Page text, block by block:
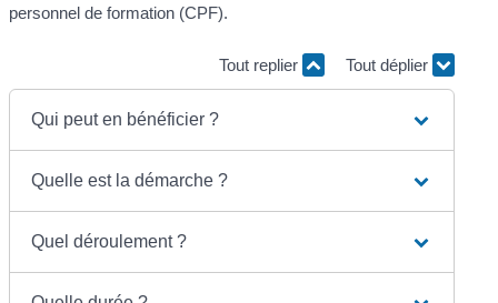
personnel de formation (CPF).
Tout replier Tout déplier
Qui peut en bénéficier ?
Quelle est la démarche ?
Quel déroulement ?